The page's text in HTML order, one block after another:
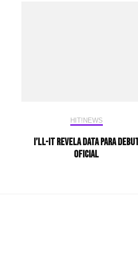
HIT!NEWS
I’LL-IT revela data para
oficial